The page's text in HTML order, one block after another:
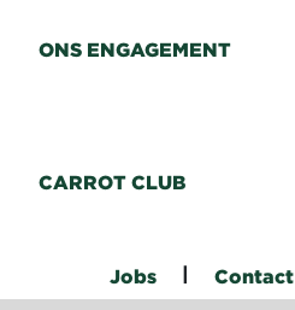
ONS ENGAGEMENT
CARROT CLUB
Jobs Contact